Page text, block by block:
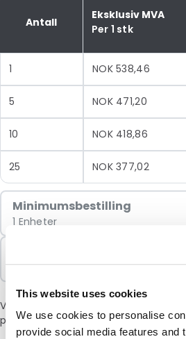
This website uses cookies
We use cookies to personalise
provide social media features and
Antall
Eksklusiv MVA
Per 1 stk
1 NOK 538,46
5 NOK 471,20
10 NOK 418,86
25 NOK 377,02
Minimumsbestilling
1 Enheter
1 Enheter
Vær oppmerksom på: et tillegg på 6
på grunn av den nåværende